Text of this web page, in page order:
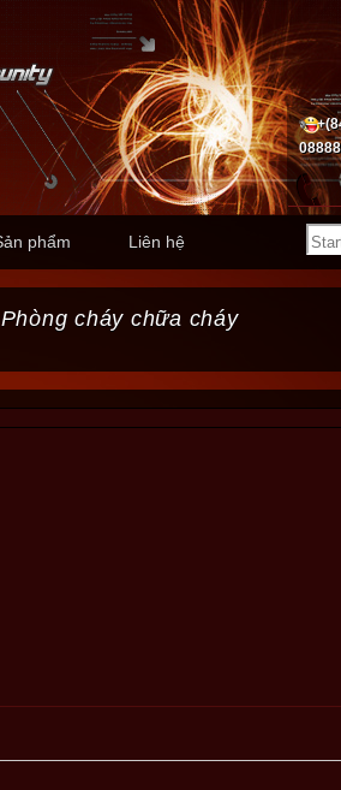
phẩm Liên hệ
cháy chữa cháy